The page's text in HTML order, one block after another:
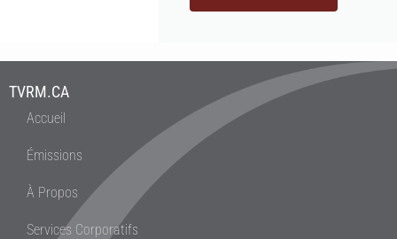
TVRM.CA
Accueil
Émissions
À Propos
Services Corporatifs